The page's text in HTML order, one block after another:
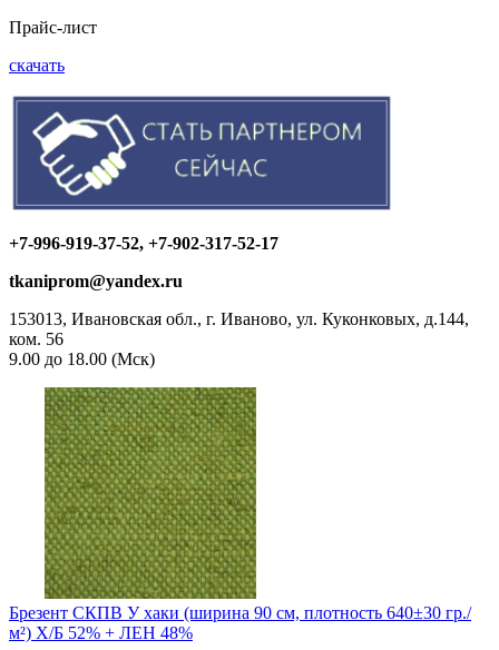
Прайс-лист
скачать
+7-996-919-37-52, +7-902-317-52-17
tkaniprom@yandex.ru
153013, Ивановская обл., г. Иваново, ул. Куконковых, д.144,
ком. 56
9.00 до 18.00 (Мск)
Брезент СКПВ У хаки (ширина 90 см, плотность 640±30 гр./
м²) Х/Б 52% + ЛЕН 48%